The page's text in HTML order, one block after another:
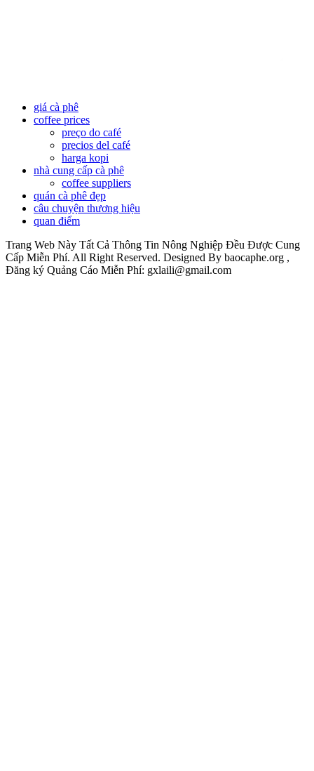
giá cà phê
coffee prices
preço do café
precios del café
harga kopi
nhà cung cấp cà phê
coffee suppliers
quán cà phê đẹp
câu chuyện thương hiệu
quan điểm
Trang Web Này Tất Cả Thông Tin Nông Nghiệp Đều Được Cung
Cấp Miễn Phí. All Right Reserved. Designed By baocaphe.org ,
Đăng ký Quảng Cáo Miễn Phí: gxlaili@gmail.com